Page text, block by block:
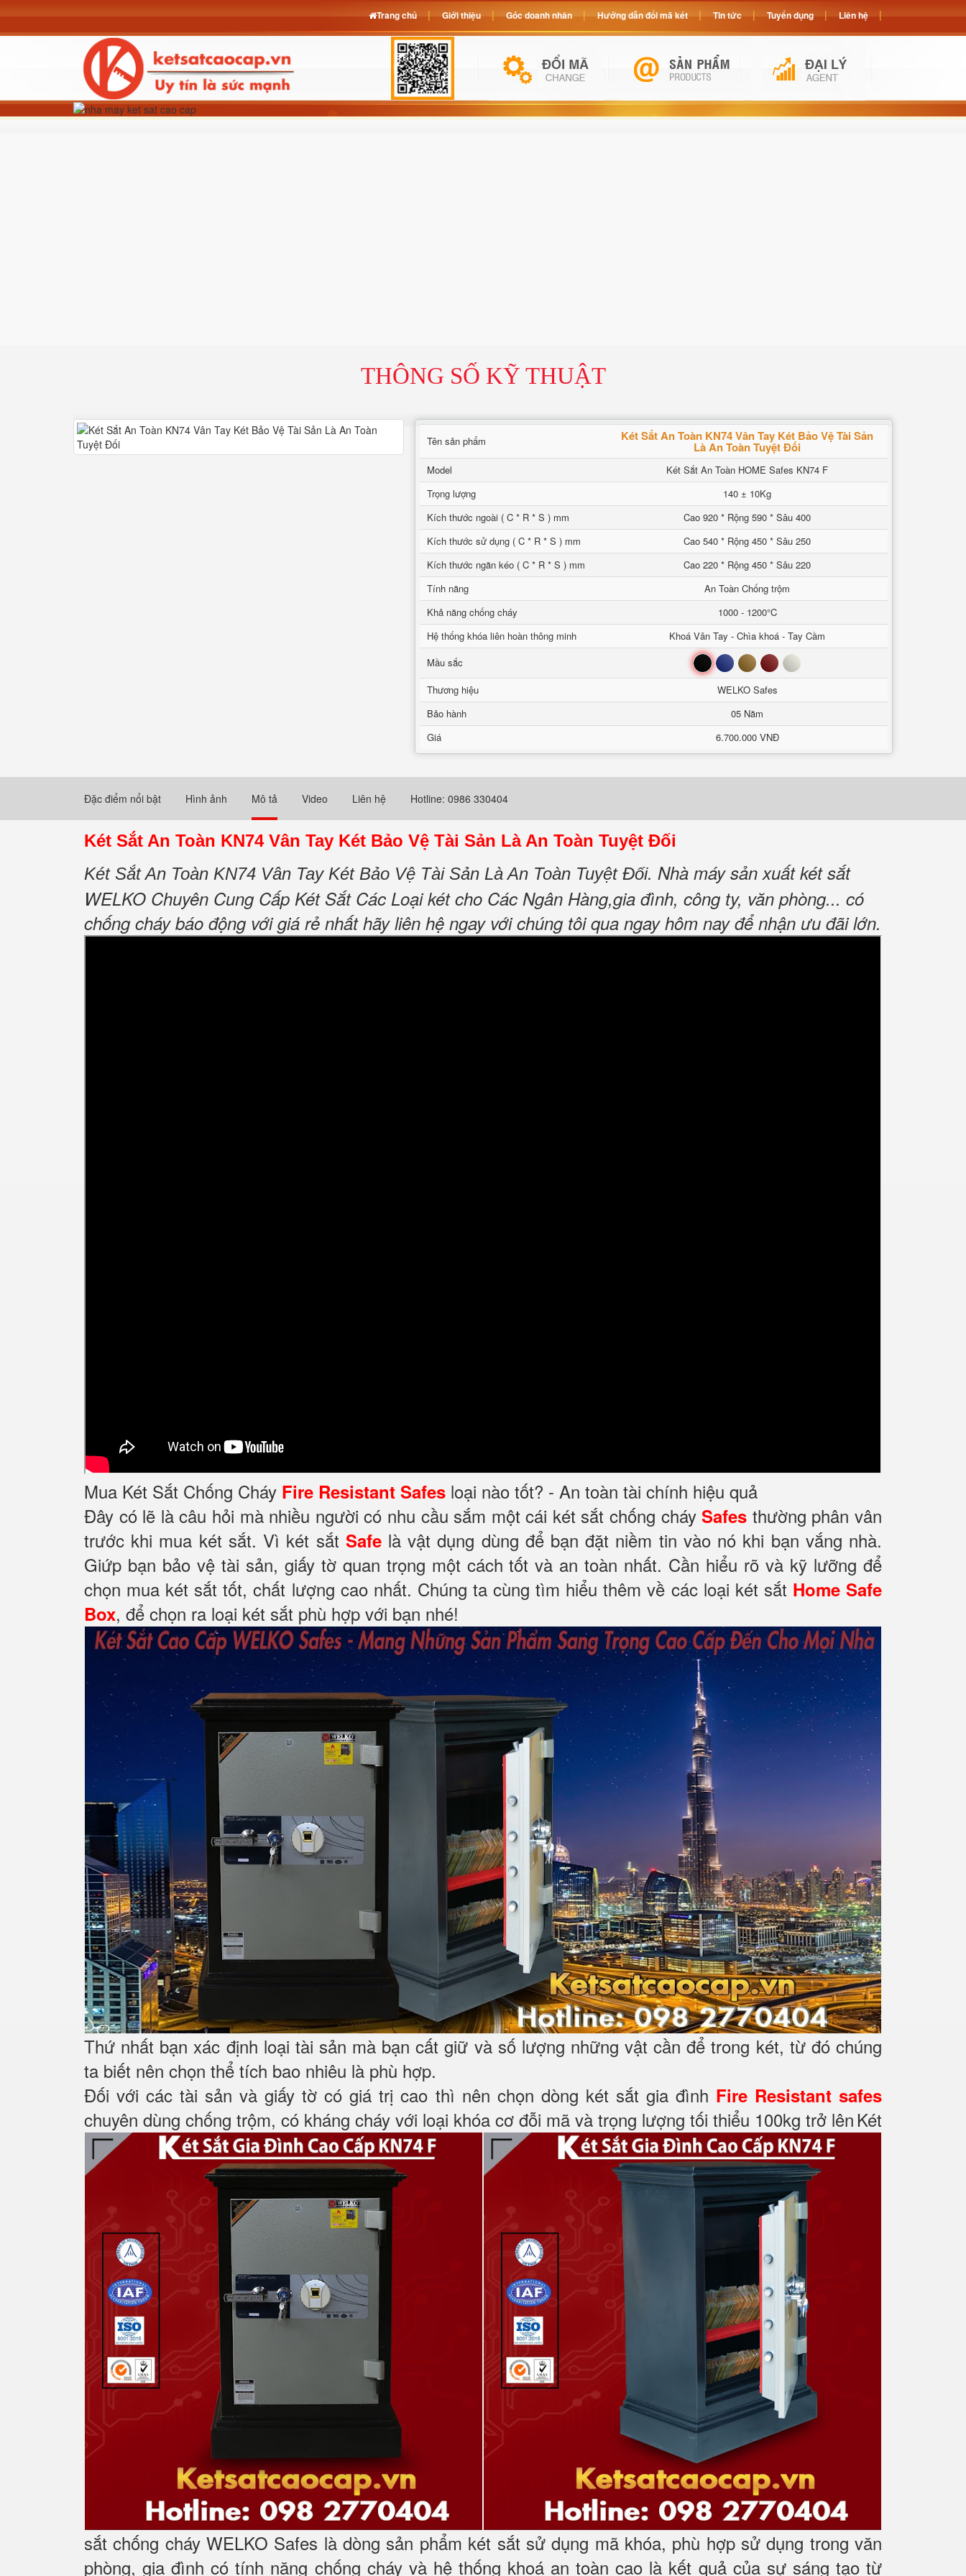
THÔNG SỐ KỸ THUẬT
Tên sản phẩm Két Sắt An Toàn KN74 Vân Tay Két Bảo Vệ Tài Sản
Là An Toàn Tuyệt Đối
Model
Két Sắt An Toàn HOME Safes KN74 F
Trọng lượng
140 ± 10Kg
Kích thước ngoài ( C * R * S ) mm
Cao 920 * Rộng 590 * Sâu 400
Kích thước sử dụng ( C * R * S ) mm
Cao 540 * Rộng 450 * Sâu 250
Kích thước ngăn kéo ( C * R * S ) mm
Cao 220 * Rộng 450 * Sâu 220
Tính năng
An Toàn Chống trộm
Khả năng chống cháy
1000 - 1200°C
Hệ thống khóa liên hoàn thông minh
Khoá Vân Tay - Chìa khoá - Tay Cầm
Mầu sắc
Đen Xanh Nâu Đỏ Trắng
Thương hiệu
WELKO Safes
Bảo hành
05 Năm
Giá
6.700.000 VNĐ
Đặc điểm nổi bật Hình ảnh Mô tả Video Liên hệ Hotline: 0986 330404
Két Sắt An Toàn KN74 Vân Tay Két Bảo Vệ Tài Sản Là An Toàn Tuyệt Đối
Két Sắt An Toàn KN74 Vân Tay Két Bảo Vệ Tài Sản Là An Toàn Tuyệt Đối. Nhà máy sản xuất két sắt
WELKO Chuyên Cung Cấp Két Sắt Các Loại két cho Các Ngân Hàng,gia đình, công ty, văn phòng... có
chống cháy báo động với giá rẻ nhất hãy liên hệ ngay với chúng tôi qua ngay hôm nay để nhận ưu đãi lớn.
Mua Két Sắt Chống Cháy Fire Resistant Safes loại nào tốt? - An toàn tài chính hiệu quả
Đây có lẽ là câu hỏi mà nhiều người có nhu cầu sắm một cái két sắt chống cháySafes thường phân vân
trước khi mua két sắt. Vì két sắt Safelà vật dụng dùng để bạn đặt niềm tin vào nó khi bạn vắng nhà.
Giứp bạn bảo vệ tài sản, giấy tờ quan trọng một cách tốt và an toàn nhất. Cần hiểu rõ và kỹ lưỡng để
chọn mua két sắt tốt, chất lượng cao nhất. Chúng ta cùng tìm hiểu thêm về các loại két sắt Home Safe
Box, để chọn ra loại két sắt phù hợp với bạn nhé!
Thứ nhất bạn xác định loại tài sản mà bạn cất giữ và số lượng những vật cần để trong két, từ đó chúng
ta biết nên chọn thể tích bao nhiêu là phù hợp.
Đối với các tài sản và giấy tờ có giá trị cao thì nên chọn dòng két sắt gia đình Fire Resistant safes
chuyên dùng chống trộm, có kháng cháy với loại khóa cơ đỗi mã và trọng lượng tối thiểu 100kg trở lên Két
sắt chống cháy WELKO Safes là dòng sản phẩm két sắt sử dụng mã khóa, phù hợp sử dụng trong văn
phòng, gia đình có tính năng chống cháy và hệ thống khoá an toàn cao là kết quả của sự sáng tạo từ
Trang chủ Giới thiệu Góc doanh nhân Hướng dẫn đổi mã két Tin tức Tuyển dụng Liên hệ